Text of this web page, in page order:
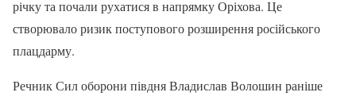
річку та почали рухатися в напрямку Оріхова. Це
створювало ризик поступового розширення російського
плацдарму.
Речник Сил оборони півдня Владислав Волошин раніше